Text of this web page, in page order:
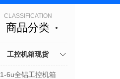
CLASSIFICATION
商品分类
工控机箱现货
1-6u全铝工控机箱